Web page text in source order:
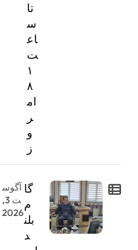
تا
س
اع
ت
۱
۸
ام
ر
و
ز
گا
م
بلن
د
آگوس
ت 3,
2026